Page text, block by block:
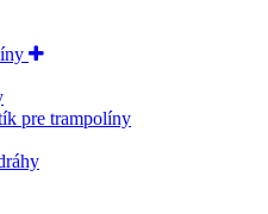
pre trampolíny